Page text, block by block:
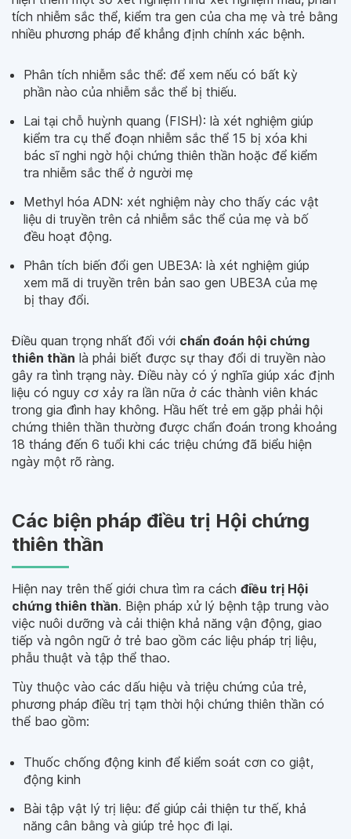
tích nhiễm sắc thể, kiểm tra gen của cha mẹ và trẻ bằng
nhiều phương pháp để khẳng định chính xác bệnh.
Phân tích nhiễm sắc thể: để xem nếu có bất kỳ
phần nào của nhiễm sắc thể bị thiếu.
Lai tại chỗ huỳnh quang (FISH): là xét nghiệm giúp
kiểm tra cụ thể đoạn nhiễm sắc thể 15 bị xóa khi
bác sĩ nghi ngờ hội chứng thiên thần hoặc để kiểm
tra nhiễm sắc thể ở người mẹ
Methyl hóa ADN: xét nghiệm này cho thấy các vật
liệu di truyền trên cả nhiễm sắc thể của mẹ và bố
đều hoạt động.
Phân tích biến đổi gen UBE3A: là xét nghiệm giúp
xem mã di truyền trên bản sao gen UBE3A của mẹ
bị thay đổi.
Điều quan trọng nhất đối với chẩn đoán hội chứng
thiên thần là phải biết được sự thay đổi di truyền nào
gây ra tình trạng này. Điều này có ý nghĩa giúp xác định
liệu có nguy cơ xảy ra lần nữa ở các thành viên khác
trong gia đình hay không. Hầu hết trẻ em gặp phải hội
chứng thiên thần thường được chẩn đoán trong khoảng
18 tháng đến 6 tuổi khi các triệu chứng đã biểu hiện
ngày một rõ ràng.
Các biện pháp điều trị Hội chứng
thiên thần
Hiện nay trên thế giới chưa tìm ra cách điều trị Hội
chứng thiên thần. Biện pháp xử lý bệnh tập trung vào
việc nuôi dưỡng và cải thiện khả năng vận động, giao
tiếp và ngôn ngữ ở trẻ bao gồm các liệu pháp trị liệu,
phẫu thuật và tập thể thao.
Tùy thuộc vào các dấu hiệu và triệu chứng của trẻ,
phương pháp điều trị tạm thời hội chứng thiên thần có
thể bao gồm:
Thuốc chống động kinh để kiểm soát cơn co giật,
động kinh
Bài tập vật lý trị liệu: để giúp cải thiện tư thế, khả
năng cân bằng và giúp trẻ học đi lại.